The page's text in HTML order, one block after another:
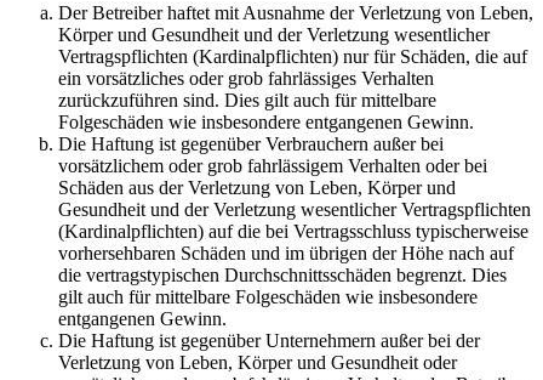
Der Betreiber haftet mit Ausnahme der Verletzung von Leben,
Körper und Gesundheit und der Verletzung wesentlicher
Vertragspflichten (Kardinalpflichten) nur für Schäden, die auf
ein vorsätzliches oder grob fahrlässiges Verhalten
zurückzuführen sind. Dies gilt auch für mittelbare
Folgeschäden wie insbesondere entgangenen Gewinn.
Die Haftung ist gegenüber Verbrauchern außer bei
vorsätzlichem oder grob fahrlässigem Verhalten oder bei
Schäden aus der Verletzung von Leben, Körper und
Gesundheit und der Verletzung wesentlicher Vertragspflichten
(Kardinalpflichten) auf die bei Vertragsschluss typischerweise
vorhersehbaren Schäden und im übrigen der Höhe nach auf
die vertragstypischen Durchschnittsschäden begrenzt. Dies
gilt auch für mittelbare Folgeschäden wie insbesondere
entgangenen Gewinn.
Die Haftung ist gegenüber Unternehmern außer bei der
Verletzung von Leben, Körper und Gesundheit oder